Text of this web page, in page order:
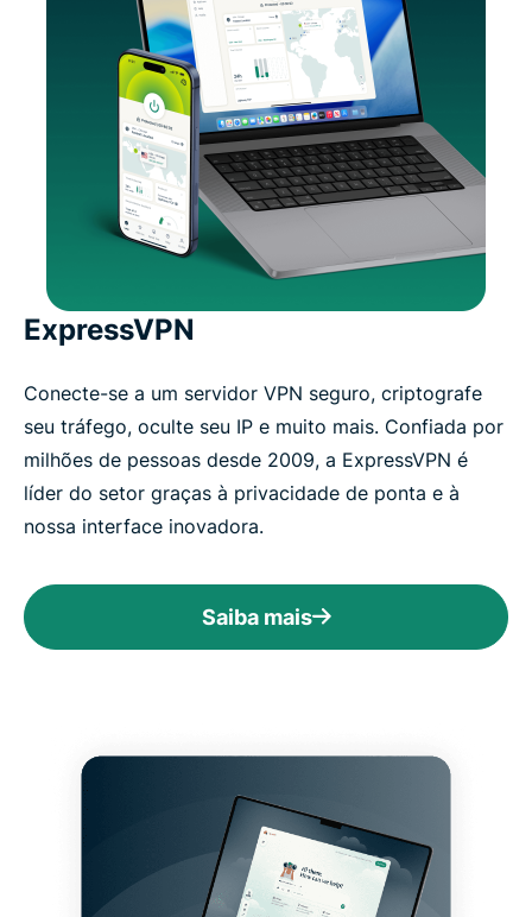
ExpressVPN
Conecte-se a um servidor VPN seguro, criptografe
seu tráfego, oculte seu IP e muito mais. Confiada por
milhões de pessoas desde 2009, a ExpressVPN é
líder do setor graças à privacidade de ponta e à
nossa interface inovadora.
Saiba mais